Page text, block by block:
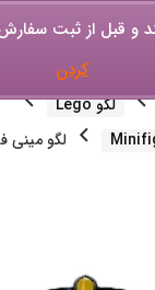
و قبل از ثبت
کردن
لگو Lego
لگو مینی